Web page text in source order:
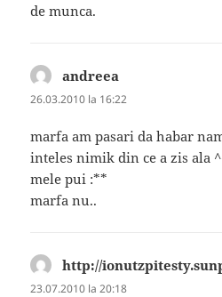
de munca.
andreea
26.03.2010 la 16:22
marfa am pasari da habar
inteles nimik din ce a zis ala
mele pui :**
marfa nu..
http://
23.07.2010 la 20:18